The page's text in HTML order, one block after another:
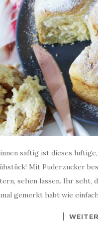
saftig ist dieses
Mit Puderzucker
sehen lassen. Ihr
gemerkt habt wie